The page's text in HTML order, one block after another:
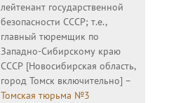
лейтенант государственной
безопасности СССР; т.е.,
главный тюремщик по
Западно-Сибирскому краю
СССР [Новосибирская область,
город Томск включительно] –
Томская тюрьма №3